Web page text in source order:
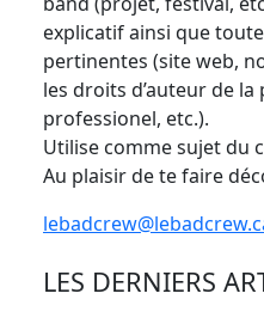
explicatif ainsi que
pertinentes (site web,
les droits d’auteur de
professionel, etc.).
Utilise comme sujet du
Au plaisir de te faire
LES DERNIERS